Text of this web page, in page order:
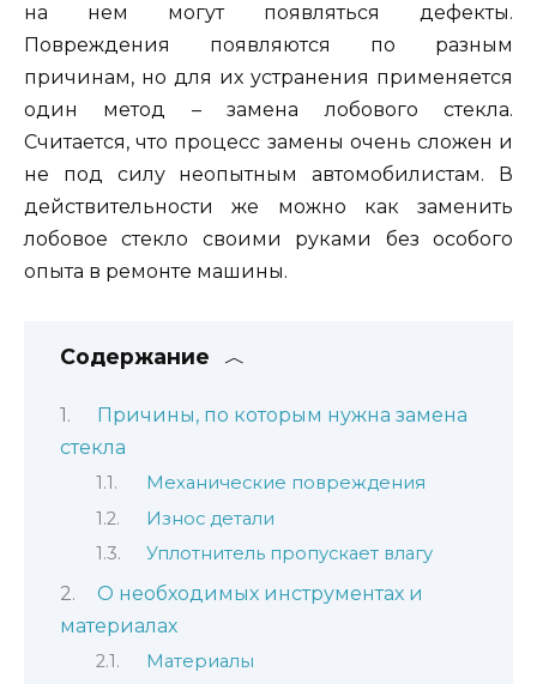
на нем могут появляться дефекты.
Повреждения появляются по разным
причинам, но для их устранения применяется
один метод – замена лобового стекла.
Считается, что процесс замены очень сложен и
не под силу неопытным автомобилистам. В
действительности же можно как заменить
лобовое стекло своими руками без особого
опыта в ремонте машины.
Содержание
Причины, по которым нужна замена
стекла
Механические повреждения
Износ детали
Уплотнитель пропускает влагу
О необходимых инструментах и
материалах
Материалы